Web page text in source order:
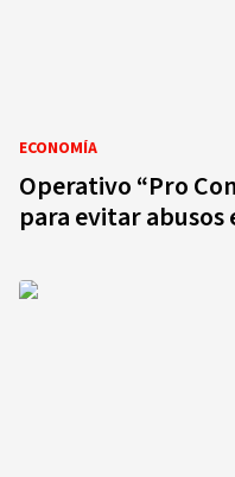
ECONOMÍA
Operativo “Pro
para evitar abusos